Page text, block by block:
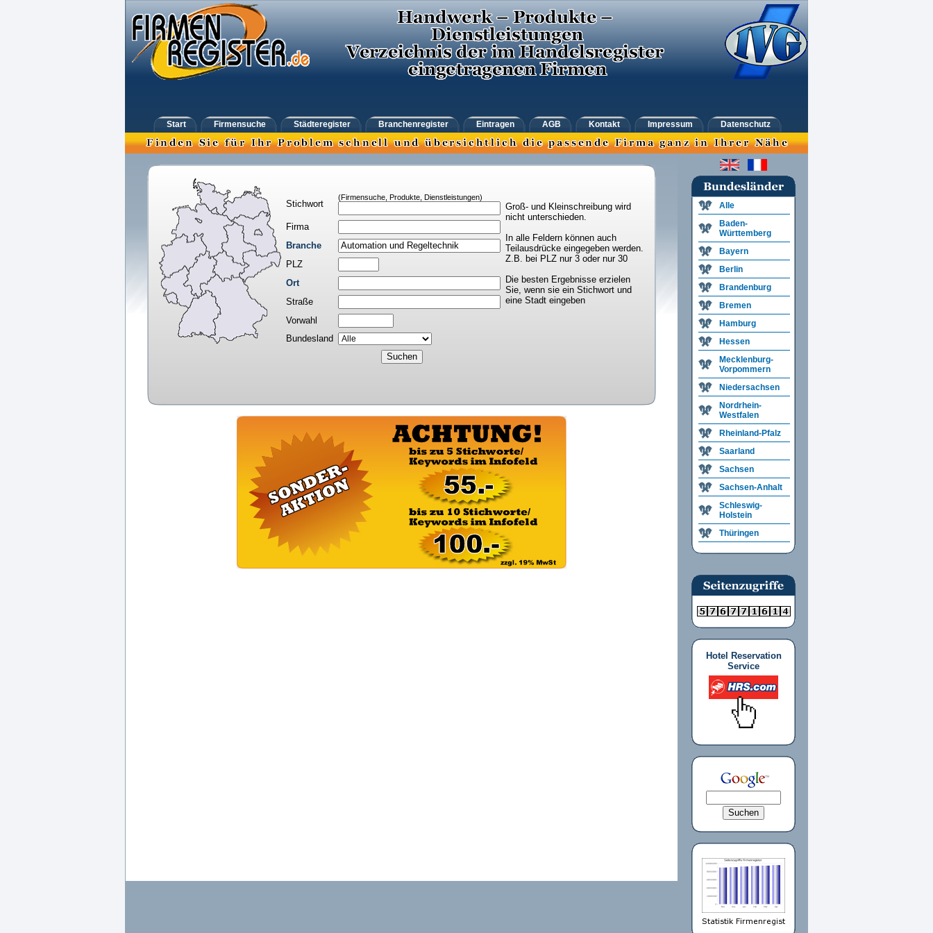
Start Firmensuche Städteregister Branchenregister Eintragen AGB Kontakt Impressum Datenschutz
Stichwort
(Firmensuche, Produkte, Dienstleistungen)
Groß- und Kleinschreibung wird
nicht unterschieden.
In alle Feldern können auch
Teilausdrücke eingegeben werden.
Z.B. bei PLZ nur 3 oder nur 30
Die besten Ergebnisse erzielen
Sie, wenn sie ein Stichwort und
eine Stadt eingeben
Firma
Branche
PLZ
Ort
Straße
Vorwahl
Bundesland
Alle
Baden-
Württemberg
Bayern
Berlin
Brandenburg
Bremen
Hamburg
Hessen
Mecklenburg-
Vorpommern
Niedersachsen
Nordrhein-
Westfalen
Rheinland-Pfalz
Saarland
Sachsen
Sachsen-Anhalt
Schleswig-
Holstein
Thüringen
Hotel Reservation
Service